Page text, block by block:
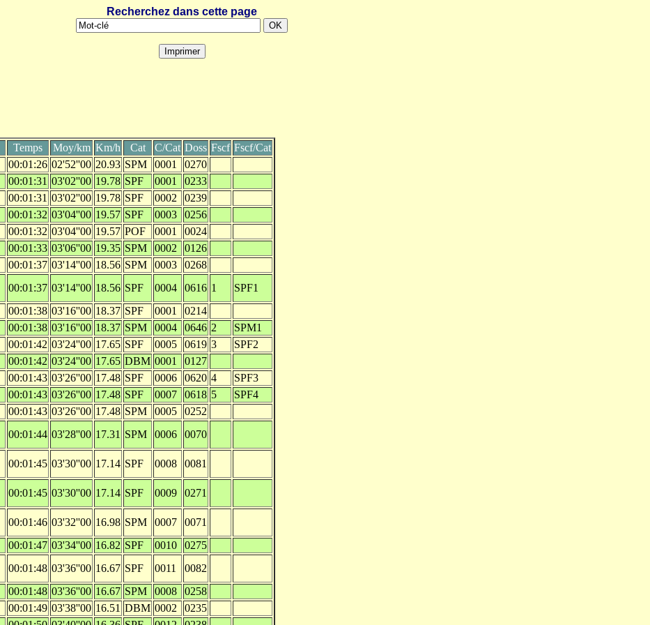
Recherchez dans cette page
Temps Moy/km Km/h Cat C/Cat Doss Fscf Fscf/Cat
00:01:26 02'52''00 20.93 SPM 0001
0270
00:01:31 03'02''00 19.78 SPF 0001
0233
00:01:31 03'02''00 19.78 SPF 0002
0239
00:01:32 03'04''00 19.57 SPF 0003
0256
00:01:32 03'04''00 19.57 POF 0001
0024
00:01:33 03'06''00 19.35 SPM 0002
0126
00:01:37 03'14''00 18.56 SPM 0003
0268
00:01:37 03'14''00 18.56 SPF 0004 0616 1
SPF1
00:01:38 03'16''00 18.37 SPF 0001
0214
00:01:38 03'16''00 18.37 SPM 0004 0646 2
SPM1
00:01:42 03'24''00 17.65 SPF 0005 0619 3
SPF2
00:01:42 03'24''00 17.65 DBM 0001
0127
00:01:43 03'26''00 17.48 SPF 0006 0620 4
SPF3
00:01:43 03'26''00 17.48 SPF 0007 0618 5
SPF4
00:01:43 03'26''00 17.48 SPM 0005
0252
00:01:44 03'28''00 17.31 SPM 0006 0070
00:01:45 03'30''00 17.14 SPF 0008 0081
00:01:45 03'30''00 17.14 SPF 0009 0271
00:01:46 03'32''00 16.98 SPM 0007
0071
00:01:47 03'34''00 16.82 SPF 0010
0275
00:01:48 03'36''00 16.67 SPF 0011
0082
00:01:48 03'36''00 16.67 SPM 0008
0258
00:01:49 03'38''00 16.51 DBM 0002
0235